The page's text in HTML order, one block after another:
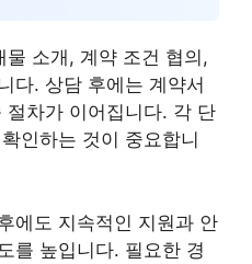
소개, 계약 조건 협의,
다. 상담 후에는 계약서
차가 이어집니다. 각 단
인하는 것이 중요합니
에도 지속적인 지원과 안
를 높입니다. 필요한 경